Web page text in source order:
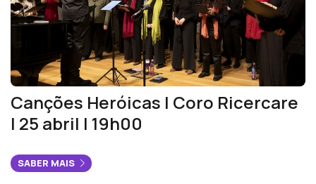
Canções Heróicas | Coro Ricercare
| 25 abril | 19h00
SABER MAIS